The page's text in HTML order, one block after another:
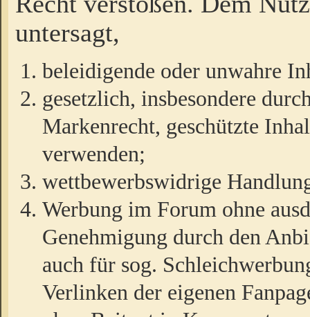
untersagt,
beleidigende oder unwahre
gesetzlich, insbesondere
Markenrecht, geschützte
verwenden;
wettbewerbswidrige
Werbung im Forum ohne
Genehmigung durch den
auch für sog.
Verlinken der eigenen